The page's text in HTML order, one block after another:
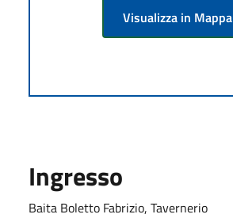
Visualizza in Mappa
Ingresso
Baita Boletto Fabrizio, Tavernerio